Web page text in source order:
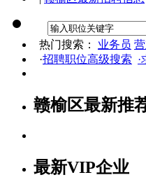
热门搜索： 业务员
·招聘职位高级搜索
赣榆区最新推
最新VIP企业